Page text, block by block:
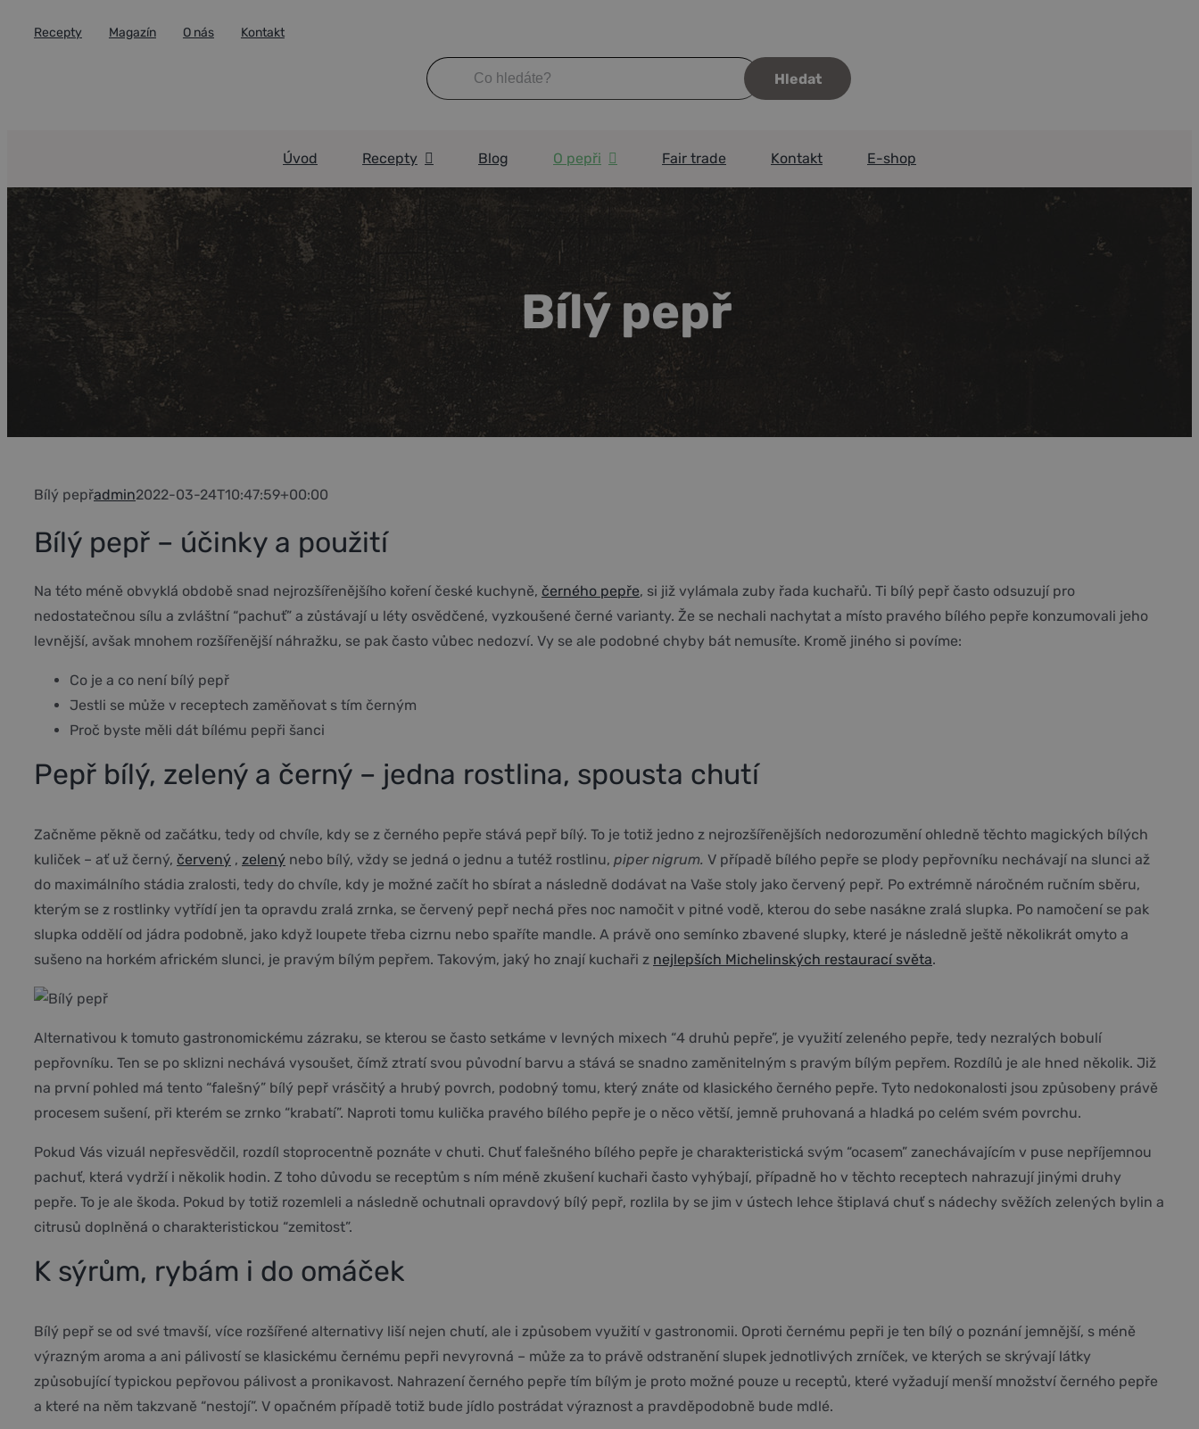
Recepty Magazín O nás Kontakt
Hledat:
Úvod Recepty Blog O pepři Fair trade Kontakt E-shop
Bílý pepř
Bílý pepřadmin2022-03-24T10:47:59+00:00
Bílý pepř – účinky a použití
Na této méně obvyklá obdobě snad nejrozšířenějšího koření české kuchyně, černého pepře, si již vylámala zuby řada kuchařů. Ti bílý pepř často odsuzují pro
nedostatečnou sílu a zvláštní “pachuť” a zůstávají u léty osvědčené, vyzkoušené černé varianty. Že se nechali nachytat a místo pravého bílého pepře konzumovali jeho
levnější, avšak mnohem rozšířenější náhražku, se pak často vůbec nedozví. Vy se ale podobné chyby bát nemusíte. Kromě jiného si povíme:
Co je a co není bílý pepř
Jestli se může v receptech zaměňovat s tím černým
Proč byste měli dát bílému pepři šanci
Pepř bílý, zelený a černý – jedna rostlina, spousta chutí
Začněme pěkně od začátku, tedy od chvíle, kdy se z černého pepře stává pepř bílý. To je totiž jedno z nejrozšířenějších nedorozumění ohledně těchto magických bílých
kuliček – ať už černý, červený , zelený nebo bílý, vždy se jedná o jednu a tutéž rostlinu, piper nigrum. V případě bílého pepře se plody pepřovníku nechávají na slunci až
do maximálního stádia zralosti, tedy do chvíle, kdy je možné začít ho sbírat a následně dodávat na Vaše stoly jako červený pepř. Po extrémně náročném ručním sběru,
kterým se z rostlinky vytřídí jen ta opravdu zralá zrnka, se červený pepř nechá přes noc namočit v pitné vodě, kterou do sebe nasákne zralá slupka. Po namočení se pak
slupka oddělí od jádra podobně, jako když loupete třeba cizrnu nebo spaříte mandle. A právě ono semínko zbavené slupky, které je následně ještě několikrát omyto a
sušeno na horkém africkém slunci, je pravým bílým pepřem. Takovým, jaký ho znají kuchaři z nejlepších Michelinských restaurací světa.
Alternativou k tomuto gastronomickému zázraku, se kterou se často setkáme v levných mixech “4 druhů pepře”, je využití zeleného pepře, tedy nezralých bobulí
pepřovníku. Ten se po sklizni nechává vysoušet, čímž ztratí svou původní barvu a stává se snadno zaměnitelným s pravým bílým pepřem. Rozdílů je ale hned několik. Již
na první pohled má tento “falešný” bílý pepř vrásčitý a hrubý povrch, podobný tomu, který znáte od klasického černého pepře. Tyto nedokonalosti jsou způsobeny právě
procesem sušení, při kterém se zrnko “krabatí”. Naproti tomu kulička pravého bílého pepře je o něco větší, jemně pruhovaná a hladká po celém svém povrchu.
Pokud Vás vizuál nepřesvědčil, rozdíl stoprocentně poznáte v chuti. Chuť falešného bílého pepře je charakteristická svým “ocasem” zanechávajícím v puse nepříjemnou
pachuť, která vydrží i několik hodin. Z toho důvodu se receptům s ním méně zkušení kuchaři často vyhýbají, případně ho v těchto receptech nahrazují jinými druhy
pepře. To je ale škoda. Pokud by totiž rozemleli a následně ochutnali opravdový bílý pepř, rozlila by se jim v ústech lehce štiplavá chuť s nádechy svěžích zelených bylin a
citrusů doplněná o charakteristickou “zemitost”.
K sýrům, rybám i do omáček
Bílý pepř se od své tmavší, více rozšířené alternativy liší nejen chutí, ale i způsobem využití v gastronomii. Oproti černému pepři je ten bílý o poznání jemnější, s méně
výrazným aroma a ani pálivostí se klasickému černému pepři nevyrovná – může za to právě odstranění slupek jednotlivých zrníček, ve kterých se skrývají látky
způsobující typickou pepřovou pálivost a pronikavost. Nahrazení černého pepře tím bílým je proto možné pouze u receptů, které vyžadují menší množství černého pepře
a které na něm takzvaně “nestojí”. V opačném případě totiž bude jídlo postrádat výraznost a pravděpodobně bude mdlé.